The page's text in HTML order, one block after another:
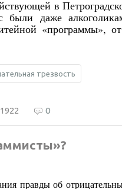
в
даже
«программы»,
трезвость
1922 0
правды об